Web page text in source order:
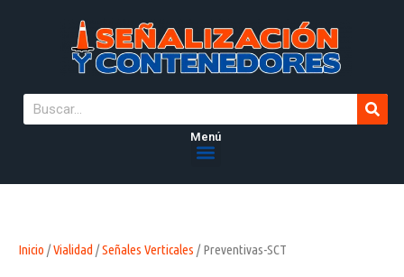
Menú
Inicio /Vialidad /Señales Verticales / Preventivas-SCT